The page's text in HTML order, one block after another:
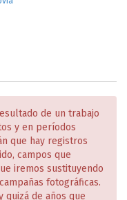
de un trabajo
y en períodos
que hay registros
campos que
iremos sustituyendo
fotográficas.
quizá de años que